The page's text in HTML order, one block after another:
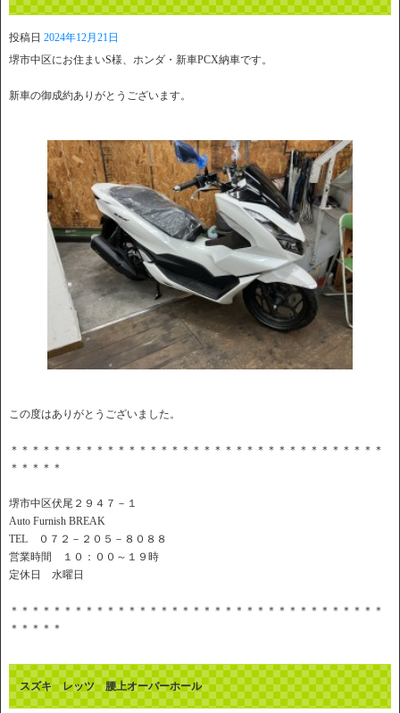
投稿日 2024年12月21日
堺市中区にお住まいS様、ホンダ・新車PCX納車です。
新車の御成約ありがとうございます。
この度はありがとうございました。
＊＊＊＊＊＊＊＊＊＊＊＊＊＊＊＊＊＊＊＊＊＊＊＊＊＊＊＊＊＊＊＊＊＊＊
＊＊＊＊＊
堺市中区伏尾２９４７－１
Auto Furnish BREAK
TEL ０７２－２０５－８０８８
営業時間 １０：００～１９時
定休日 水曜日
＊＊＊＊＊＊＊＊＊＊＊＊＊＊＊＊＊＊＊＊＊＊＊＊＊＊＊＊＊＊＊＊＊＊＊
＊＊＊＊＊
スズキ レッツ 腰上オーバーホール